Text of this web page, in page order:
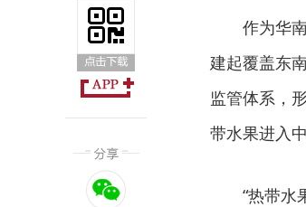
作为华南
建起覆盖东
监管体系，
带水果进入
“热带水果